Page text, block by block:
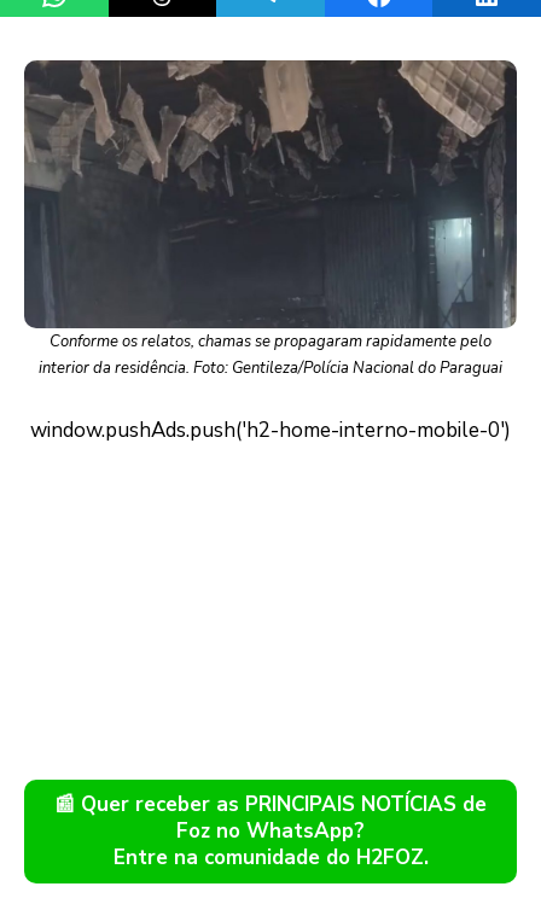
Conforme os relatos, chamas se propagaram rapidamente pelo
interior da residência. Foto: Gentileza/Polícia Nacional do Paraguai
📰 Quer receber as PRINCIPAIS NOTÍCIAS de
Foz no WhatsApp?
Entre na comunidade do H2FOZ.